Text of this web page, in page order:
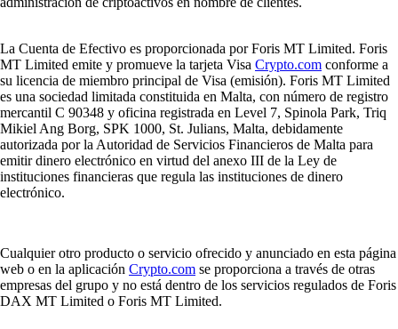
La Cuenta de Efectivo es proporcionada por Foris MT Limited. Foris
MT Limited emite y promueve la tarjeta Visa Crypto.com conforme a
su licencia de miembro principal de Visa (emisión). Foris MT Limited
es una sociedad limitada constituida en Malta, con número de registro
mercantil C 90348 y oficina registrada en Level 7, Spinola Park, Triq
Mikiel Ang Borg, SPK 1000, St. Julians, Malta, debidamente
autorizada por la Autoridad de Servicios Financieros de Malta para
emitir dinero electrónico en virtud del anexo III de la Ley de
instituciones financieras que regula las instituciones de dinero
electrónico.
Cualquier otro producto o servicio ofrecido y anunciado en esta página
web o en la aplicación Crypto.com se proporciona a través de otras
empresas del grupo y no está dentro de los servicios regulados de Foris
DAX MT Limited o Foris MT Limited.